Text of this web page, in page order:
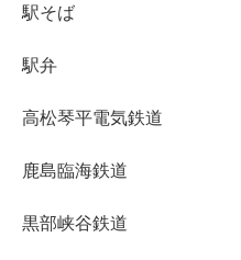
駅そば
駅弁
高松琴平電気鉄道
鹿島臨海鉄道
黒部峡谷鉄道